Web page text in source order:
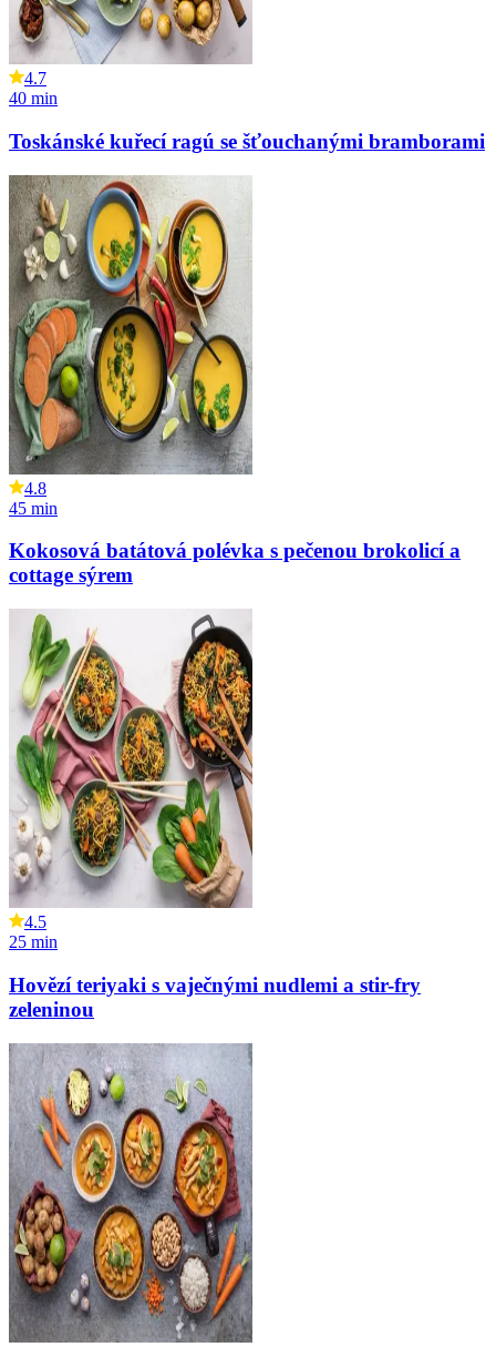
4.7
40 min
Toskánské kuřecí ragú se šťouchanými bramborami
4.8
45 min
Kokosová batátová polévka s pečenou brokolicí a
cottage sýrem
4.5
25 min
Hovězí teriyaki s vaječnými nudlemi a stir-fry
zeleninou